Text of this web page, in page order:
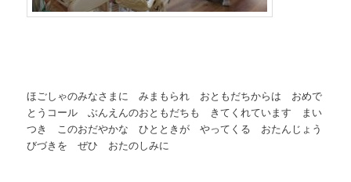
ほごしゃのみなさまに みまもられ おともだちからは おめで
とうコール ぶんえんのおともだちも きてくれています まい
つき このおだやかな ひとときが やってくる おたんじょう
びづきを ぜひ おたのしみに